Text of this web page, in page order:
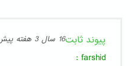
پیوند ثابت16 سال 3 هفته پیش
farshid
: